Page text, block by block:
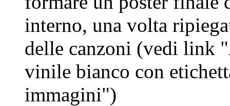
interno, una volta
delle canzoni (vedi link
vinile bianco con
immagini")